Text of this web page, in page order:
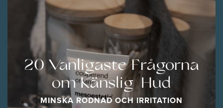
20 Vanligaste Frågorna
om Känslig Hud
MINSKA RODNAD OCH IRRITATION